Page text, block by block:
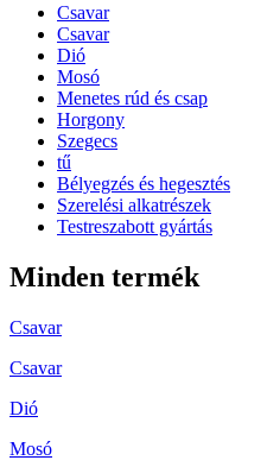
Csavar
Csavar
Dió
Mosó
Menetes rúd és csap
Horgony
Szegecs
tű
Bélyegzés és hegesztés
Szerelési alkatrészek
Testreszabott gyártás
Minden termék
Csavar
Csavar
Dió
Mosó